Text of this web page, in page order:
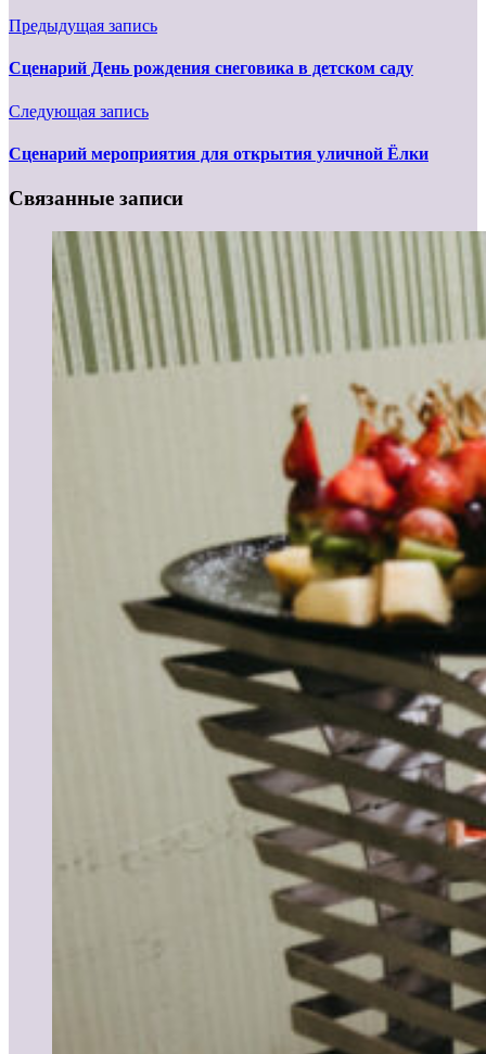
Предыдущая запись
Сценарий День рождения снеговика в детском саду
Следующая запись
Сценарий мероприятия для открытия уличной Ёлки
Связанные записи